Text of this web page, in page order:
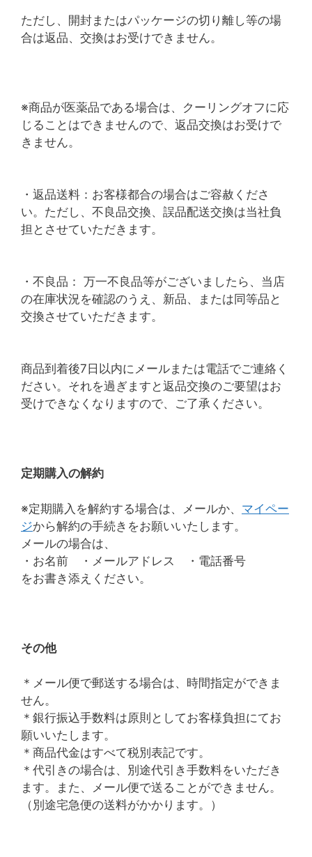
ただし、開封またはパッケージの切り離し等の場
合は返品、交換はお受けできません。
※商品が医薬品である場合は、クーリングオフに応
じることはできませんので、返品交換はお受けで
きません。
・返品送料：お客様都合の場合はご容赦くださ
い。ただし、不良品交換、誤品配送交換は当社負
担とさせていただきます。
・不良品： 万一不良品等がございましたら、当店
の在庫状況を確認のうえ、新品、または同等品と
交換させていただきます。
商品到着後7日以内にメールまたは電話でご連絡く
ださい。それを過ぎますと返品交換のご要望はお
受けできなくなりますので、ご了承ください。
定期購入の解約
※定期購入を解約する場合は、メールか、 マイペー
ジから解約の手続きをお願いいたします。
メールの場合は、
・お名前 ・メールアドレス ・電話番号
をお書き添えください。
その他
＊メール便で郵送する場合は、時間指定ができま
せん。
＊銀行振込手数料は原則としてお客様負担にてお
願いいたします。
＊商品代金はすべて税別表記です。
＊代引きの場合は、別途代引き手数料をいただき
ます。また、メール便で送ることができません。
（別途宅急便の送料がかかります。）